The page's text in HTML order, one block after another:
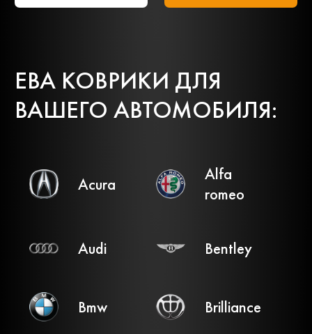
ЕВА КОВРИКИ ДЛЯ
ВАШЕГО АВТОМОБИЛЯ:
Acura
Alfa
romeo
Audi Bentley
Bmw Brilliance